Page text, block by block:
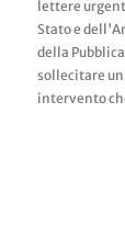
intervento